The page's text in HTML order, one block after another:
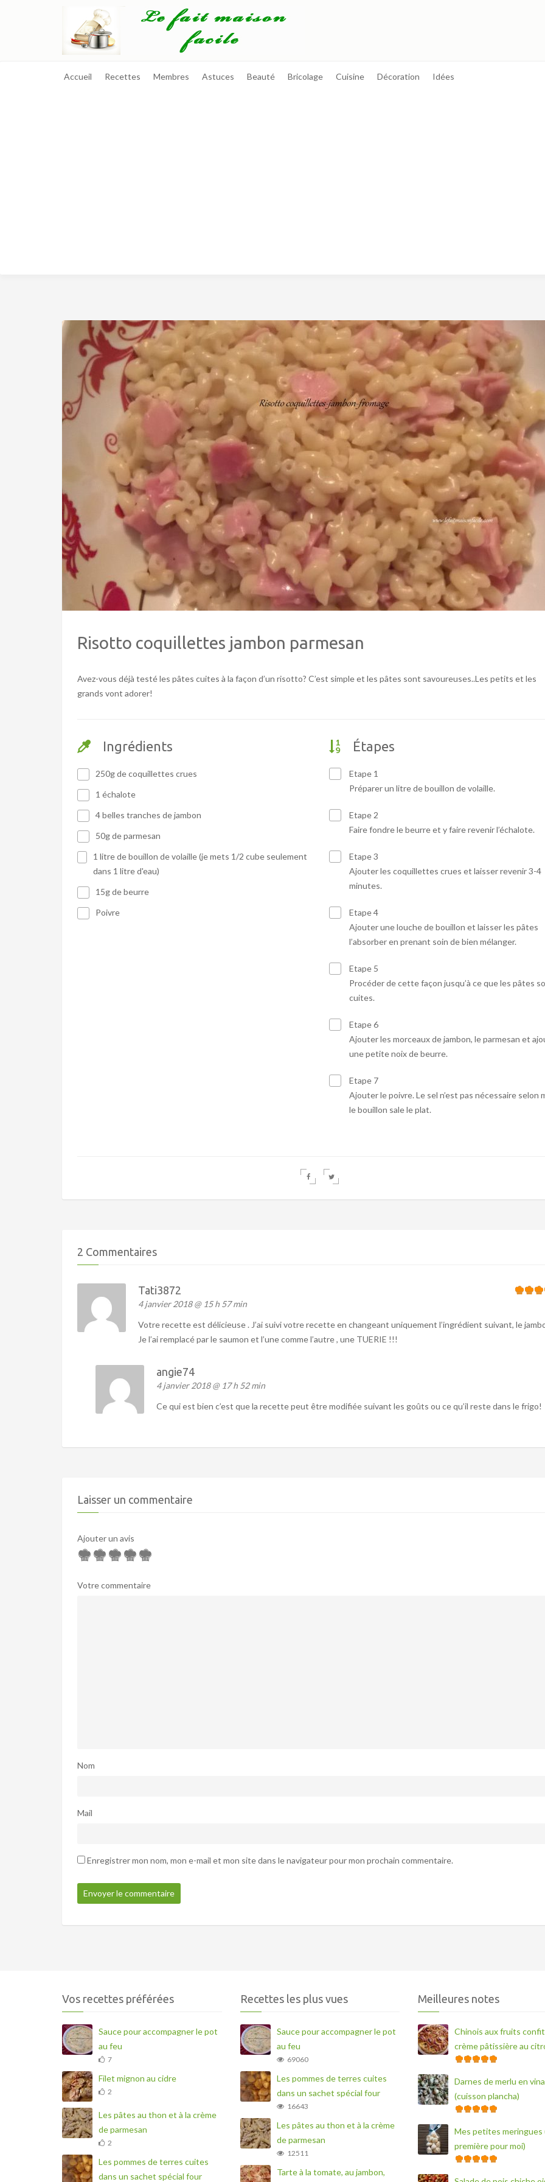
Accueil Recettes Membres Astuces Beauté Bricolage Cuisine Décoration Idées
Risotto coquillettes jambon parmesan
Avez-vous déjà testé les pâtes cuites à la façon d’un risotto? C’est simple et les pâtes sont savoureuses..Les petits et les
grands vont adorer!
Ingrédients
250g de coquillettes crues
1 échalote
4 belles tranches de jambon
50g de parmesan
1 litre de bouillon de volaille (je mets 1/2 cube seulement
dans 1 litre d'eau)
15g de beurre
Poivre
Étapes
Etape 1
Préparer un litre de bouillon de volaille.
Etape 2
Faire fondre le beurre et y faire revenir l’échalote.
Etape 3
Ajouter les coquillettes crues et laisser revenir 3-4
minutes.
Etape 4
Ajouter une louche de bouillon et laisser les pâtes
l’absorber en prenant soin de bien mélanger.
Etape 5
Procéder de cette façon jusqu’à ce que les pâtes
cuites.
Etape 6
Ajouter les morceaux de jambon, le parmesan et
une petite noix de beurre.
Etape 7
Ajouter le poivre. Le sel n’est pas nécessaire selon
le bouillon sale le plat.
2 Commentaires
Tati3872
4 janvier 2018 @ 15 h 57 min
Votre recette est délicieuse . J’ai suivi votre recette en changeant uniquement l’ingrédient suivant, le
Je l’ai remplacé par le saumon et l’une comme l’autre , une TUERIE !!!
angie74
4 janvier 2018 @ 17 h 52 min
Ce qui est bien c’est que la recette peut être modifiée suivant les goûts ou ce qu’il reste dans le frigo!
Laisser un commentaire
Ajouter un avis
Votre commentaire
Nom
Mail
Enregistrer mon nom, mon e-mail et mon site dans le navigateur pour mon prochain commentaire.
Vos recettes préférées
Sauce pour accompagner le pot
au feu
7
Filet mignon au cidre
2
Les pâtes au thon et à la crème
de parmesan
2
Les pommes de terres cuites
dans un sachet spécial four
Recettes les plus vues
Sauce pour accompagner le pot
au feu
69060
Les pommes de terres cuites
dans un sachet spécial four
16643
Les pâtes au thon et à la crème
de parmesan
12511
Tarte à la tomate, au jambon,
Meilleures notes
Chinois aux fruits
crème pâtissière au
Darnes de merlu en
(cuisson plancha)
Mes petites meringues
première pour moi)